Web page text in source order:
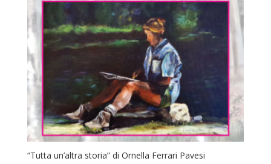
“Tutta un’altra storia” di Ornella Ferrari Pavesi